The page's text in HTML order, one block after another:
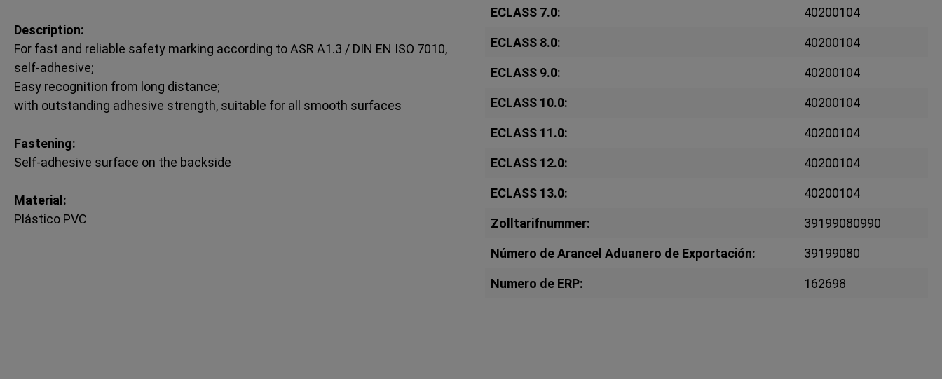
Description:
For fast and reliable safety marking according to ASR A1.3 / DIN EN ISO 7010,
self-adhesive;
Easy recognition from long distance;
with outstanding adhesive strength, suitable for all smooth surfaces
Fastening:
Self-adhesive surface on the backside
Material:
Plástico PVC
ECLASS 7.0: 40200104
ECLASS 8.0: 40200104
ECLASS 9.0: 40200104
ECLASS 10.0: 40200104
ECLASS 11.0: 40200104
ECLASS 12.0: 40200104
ECLASS 13.0: 40200104
Zolltarifnummer: 39199080990
Número de Arancel Aduanero de Exportación: 39199080
Numero de ERP: 162698